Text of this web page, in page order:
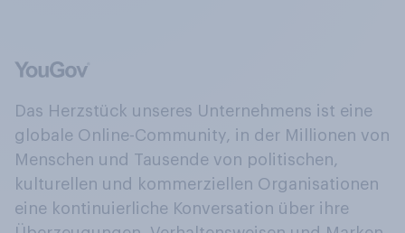
Das Herzstück unseres Unternehmens ist eine
globale Online-Community, in der Millionen von
Menschen und Tausende von politischen,
kulturellen und kommerziellen Organisationen
eine kontinuierliche Konversation über ihre